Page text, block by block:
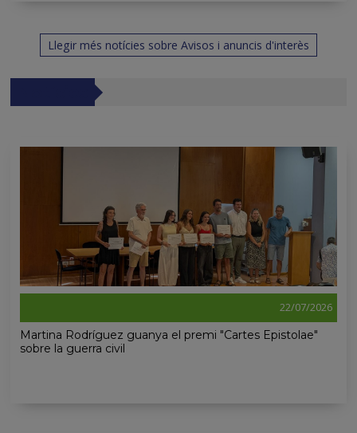
Llegir més notícies sobre Avisos i anuncis d'interès
22/07/2026
Martina Rodríguez guanya el premi "Cartes Epistolae"
sobre la guerra civil